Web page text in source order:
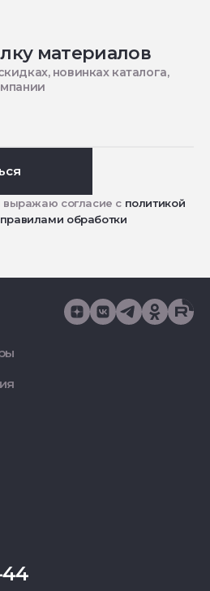
материалов
новинках каталога,
выражаю согласие с политикой
правилами обработки
44